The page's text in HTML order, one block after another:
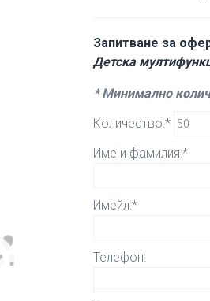
Запитване за
Детска
* Минимално
Количество:*
Име и фамилия:*
Имейл:*
Телефон: